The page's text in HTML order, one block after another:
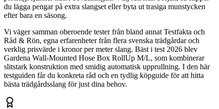
du lägga pengar på extra slangset eller byta ut trasiga munstycken
efter bara en säsong.
Vi väger samman oberoende tester från bland annat Testfakta och
Råd & Rön, egna erfarenheter från flera svenska trädgårdar och
verklig prisvärde i kronor per meter slang. Bäst i test 2026 blev
Gardena Wall-Mounted Hose Box RollUp M/L, som kombinerar
slitstark konstruktion med smidig automatisk upprullning. I den här
testguiden får du konkreta råd och en tydlig köpguide för att hitta
bästa trädgårdsslang för just dina behov.